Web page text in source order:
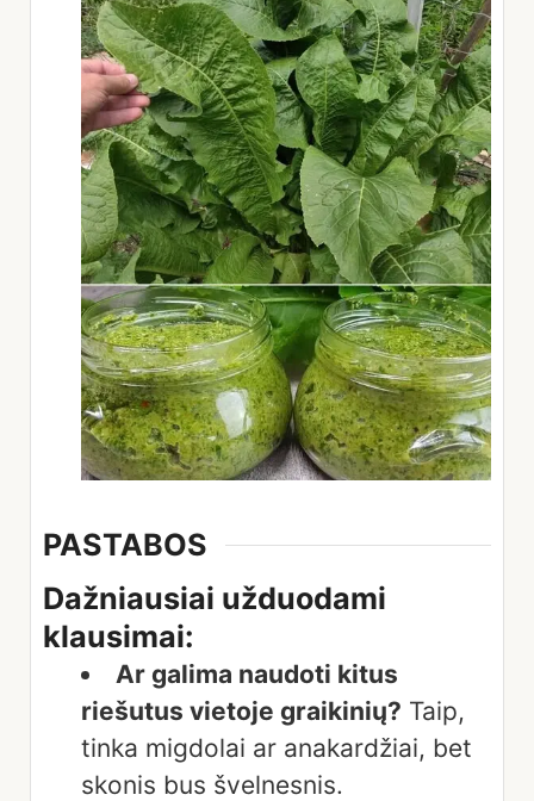
PASTABOS
Dažniausiai užduodami
klausimai:
Ar galima naudoti kitus
riešutus vietoje graikinių? Taip,
tinka migdolai ar anakardžiai, bet
skonis bus švelnesnis.